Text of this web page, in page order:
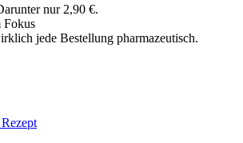
nur 2,90 €.
Fokus
jede Bestellung pharmazeutisch.